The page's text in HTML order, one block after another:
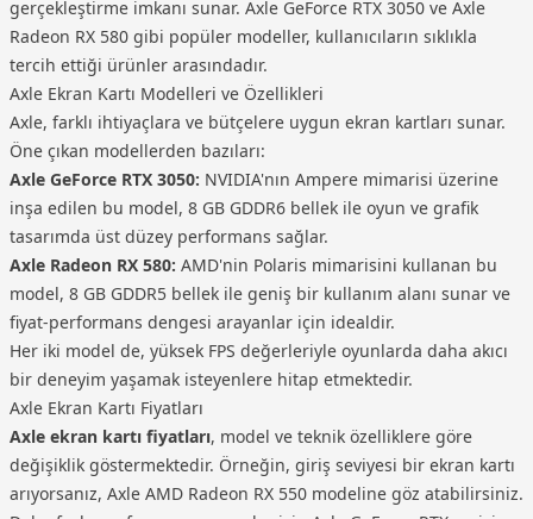
gerçekleştirme imkanı sunar. Axle GeForce RTX 3050 ve Axle
Radeon RX 580 gibi popüler modeller, kullanıcıların sıklıkla
tercih ettiği ürünler arasındadır.
Axle Ekran Kartı Modelleri ve Özellikleri
Axle, farklı ihtiyaçlara ve bütçelere uygun ekran kartları sunar.
Öne çıkan modellerden bazıları:
Axle GeForce RTX 3050: NVIDIA'nın Ampere mimarisi üzerine
inşa edilen bu model, 8 GB GDDR6 bellek ile oyun ve grafik
tasarımda üst düzey performans sağlar.
Axle Radeon RX 580: AMD'nin Polaris mimarisini kullanan bu
model, 8 GB GDDR5 bellek ile geniş bir kullanım alanı sunar ve
fiyat-performans dengesi arayanlar için idealdir.
Her iki model de, yüksek FPS değerleriyle oyunlarda daha akıcı
bir deneyim yaşamak isteyenlere hitap etmektedir.
Axle Ekran Kartı Fiyatları
Axle ekran kartı fiyatları, model ve teknik özelliklere göre
değişiklik göstermektedir. Örneğin, giriş seviyesi bir ekran kartı
arıyorsanız, Axle AMD Radeon RX 550 modeline göz atabilirsiniz.